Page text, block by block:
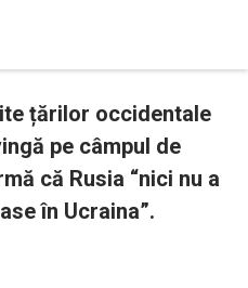
țărilor occidentale
pe câmpul de
că Rusia “nici nu a
în Ucraina”.